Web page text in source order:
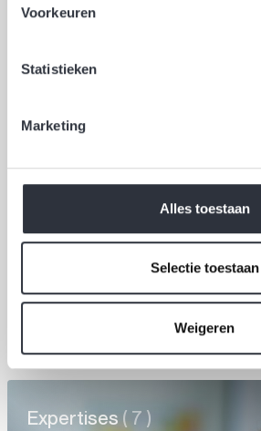
Voorkeuren
Statistieken
Marketing
Alles toestaan
Selectie toestaan
Weigeren
business van OCS+
disciplines in om opdrachtgevers te
en development in de juiste volgorde
doelstellingen te behalen.
De voortgang, werkzaamheden en
verschillende digitale kanalen van OCS+
gevisualiseerd en gemonitord in een
Expertises ( 7 )